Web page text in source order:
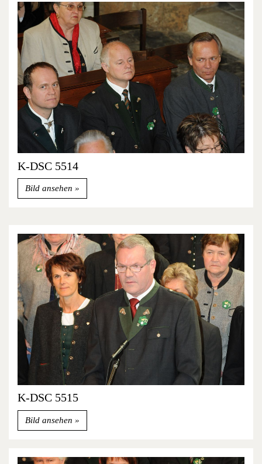
K-DSC 5514
Bild ansehen
K-DSC 5515
Bild ansehen